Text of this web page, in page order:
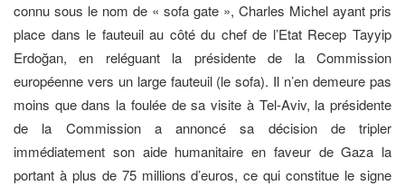
connu sous le nom de « sofa gate », Charles Michel ayant pris
place dans le fauteuil au côté du chef de l’Etat Recep Tayyip
Erdoğan, en reléguant la présidente de la Commission
européenne vers un large fauteuil (le sofa). Il n’en demeure pas
moins que dans la foulée de sa visite à Tel-Aviv, la présidente
de la Commission a annoncé sa décision de tripler
immédiatement son aide humanitaire en faveur de Gaza la
portant à plus de 75 millions d’euros, ce qui constitue le signe